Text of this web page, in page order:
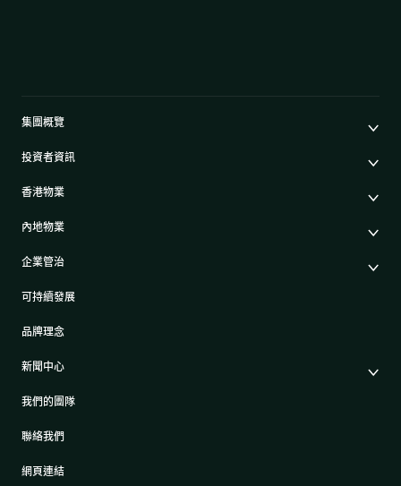
集團概覽
集團架構
我們的創辦人
50周年
內地業務
物業相關業務
獎項及榮譽
投資者資訊
股東週年大會文件
中期報告/年報及可持續發展報告
以電子方式發布公司通訊之安排
證券變動報表
香港物業
其他物業
香港出租物業
內地物業
內地出租物業
過去主要發展項目
企業管治
集團政策
可持續發展
品牌理念
新聞中心
集團消息
我們的團隊
聯絡我們
網頁連結